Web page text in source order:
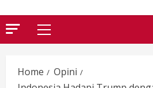
Primary
Home
Opini